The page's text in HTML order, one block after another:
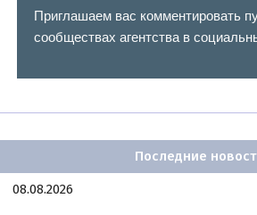
Приглашаем вас комментировать
сообществах агентства в
Последние
08.08.2026